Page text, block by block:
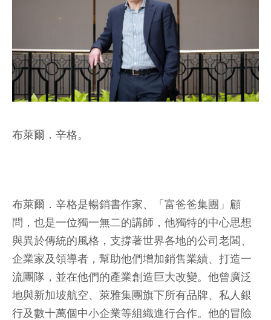
布萊爾．辛格。
布萊爾．辛格是暢銷書作家、「富爸爸集團」顧
問，也是一位獨一無二的講師，他獨特的中心思想
與異於傳統的風格，支撐著世界各地的公司老闆、
企業家及領導者，幫助他們增加銷售業績、打造一
流團隊，並在他們的產業創造巨大改變。他曾廣泛
地與新加坡航空、萊雅集團旗下所有品牌、私人銀
行及數十萬個中小企業等組織進行合作。他的冒險